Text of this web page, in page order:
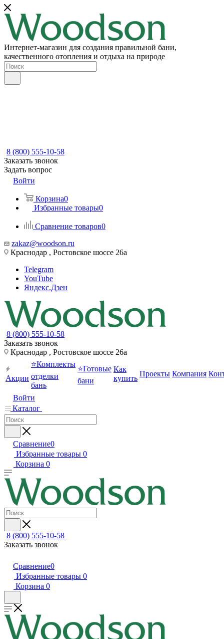
Интернет-магазин для создания правильной бани,
качественного отопления и отдыха на природе
8 (800) 555-10-58
Заказать звонок
Задать вопрос
Войти
Корзина0
Избранные товары0
Сравнение товаров0
zakaz@woodson.ru
Краснодар , Ростовское шоссе 26а
Telegram
YouTube
Яндекс.Дзен
8 (800) 555-10-58
Заказать звонок
Краснодар , Ростовское шоссе 26а
Акции
⭐Комплекты
отделки
бань
⭐Готовые
бани
Как
купить
Проекты Компания
Войти
Каталог
Сравнение0
Избранные товары 0
Корзина 0
8 (800) 555-10-58
Заказать звонок
Сравнение0
Избранные товары 0
Корзина 0